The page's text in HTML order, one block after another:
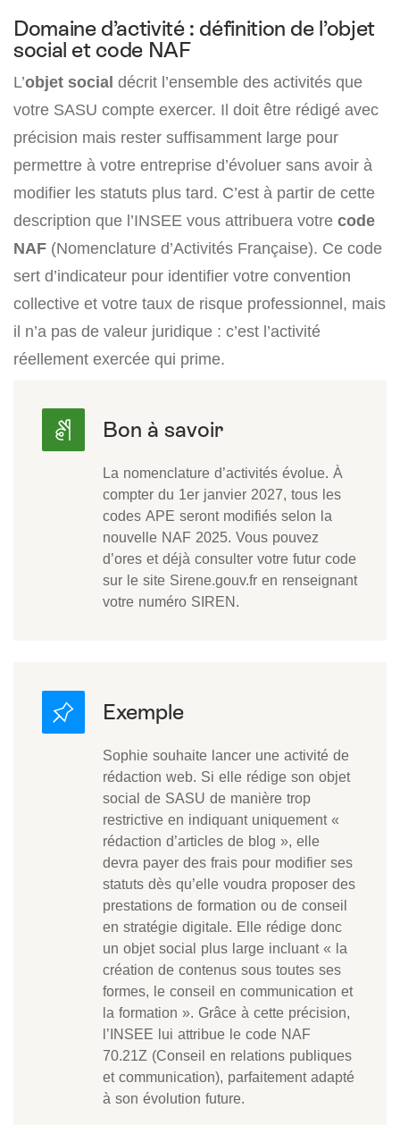
Domaine d’activité : définition de l’objet
social et code NAF
L’objet social décrit l’ensemble des activités que
votre SASU compte exercer. Il doit être rédigé avec
précision mais rester suffisamment large pour
permettre à votre entreprise d’évoluer sans avoir à
modifier les statuts plus tard. C’est à partir de cette
description que l’INSEE vous attribuera votre code
NAF (Nomenclature d’Activités Française). Ce code
sert d’indicateur pour identifier votre convention
collective et votre taux de risque professionnel, mais
il n’a pas de valeur juridique : c’est l’activité
réellement exercée qui prime.
La nomenclature d’activités évolue. À
compter du 1er janvier 2027, tous les
codes APE seront modifiés selon la
nouvelle NAF 2025. Vous pouvez
d’ores et déjà consulter votre futur code
sur le site Sirene.gouv.fr en renseignant
votre numéro SIREN.
Sophie souhaite lancer une activité de
rédaction web. Si elle rédige son objet
social de SASU de manière trop
restrictive en indiquant uniquement «
rédaction d’articles de blog », elle
devra payer des frais pour modifier ses
statuts dès qu’elle voudra proposer des
prestations de formation ou de conseil
en stratégie digitale. Elle rédige donc
un objet social plus large incluant « la
création de contenus sous toutes ses
formes, le conseil en communication et
la formation ». Grâce à cette précision,
l’INSEE lui attribue le code NAF
70.21Z (Conseil en relations publiques
et communication), parfaitement adapté
à son évolution future.